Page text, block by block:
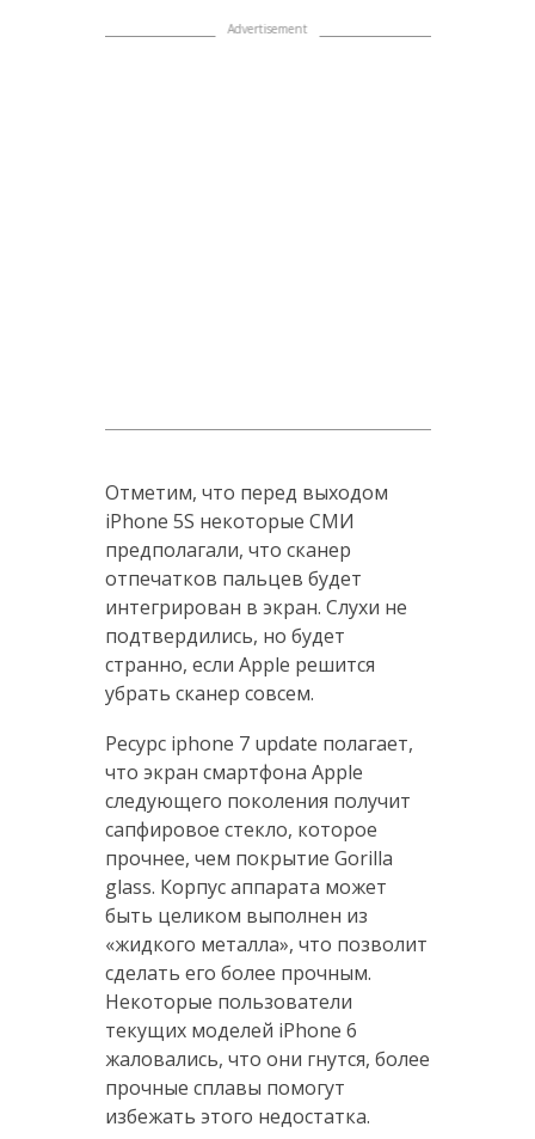
Отметим, что перед выходом
iPhone 5S некоторые СМИ
предполагали, что сканер
отпечатков пальцев будет
интегрирован в экран. Слухи не
подтвердились, но будет
странно, если Apple решится
убрать сканер совсем.
Ресурс iphone 7 update полагает,
что экран смартфона Apple
следующего поколения получит
сапфировое стекло, которое
прочнее, чем покрытие Gorilla
glass. Корпус аппарата может
быть целиком выполнен из
«жидкого металла», что позволит
сделать его более прочным.
Некоторые пользователи
текущих моделей iPhone 6
жаловались, что они гнутся, более
прочные сплавы помогут
избежать этого недостатка.